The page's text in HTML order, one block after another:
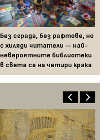
Без сграда, без рафтове, но
с хиляди читатели — най-
невероятните библиотеки
в света са на четири крака